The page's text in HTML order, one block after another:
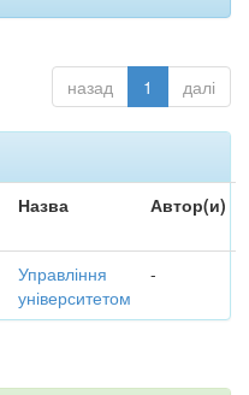
назад 1 далі
Назва Автор(и)
Управління
університетом
-